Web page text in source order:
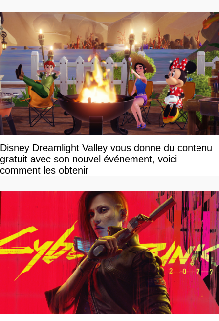
Disney Dreamlight Valley vous donne du contenu
gratuit avec son nouvel événement, voici
comment les obtenir